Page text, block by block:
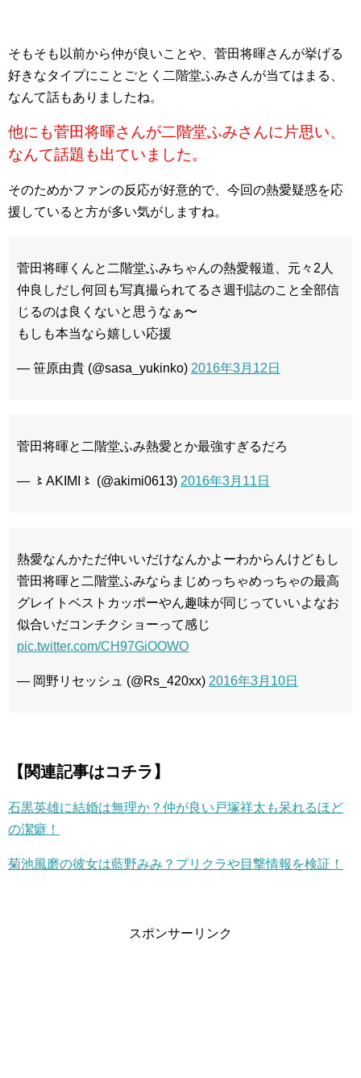
そもそも以前から仲が良いことや、菅田将暉さんが挙げる
好きなタイプにことごとく二階堂ふみさんが当てはまる、
なんて話もありましたね。
他にも菅田将暉さんが二階堂ふみさんに片思い、
なんて話題も出ていました。
そのためかファンの反応が好意的で、今回の熱愛疑惑を応
援していると方が多い気がしますね。
菅田将暉くんと二階堂ふみちゃんの熱愛報道、元々2人
仲良しだし何回も写真撮られてるさ週刊誌のこと全部信
じるのは良くないと思うなぁ〜
もしも本当なら嬉しい応援
— 笹原由貴 (@sasa_yukinko) 2016年3月12日
菅田将暉と二階堂ふみ熱愛とか最強すぎるだろ
— 〻AKIMI〻 (@akimi0613) 2016年3月11日
熱愛なんかただ仲いいだけなんかよーわからんけどもし
菅田将暉と二階堂ふみならまじめっちゃめっちゃの最高
グレイトベストカッポーやん趣味が同じっていいよなお
似合いだコンチクショーって感じ
pic.twitter.com/CH97GiOOWO
— 岡野リセッシュ (@Rs_420xx) 2016年3月10日
【関連記事はコチラ】
石黒英雄に結婚は無理か？仲が良い戸塚祥太も呆れるほど
の潔癖！
菊池風磨の彼女は藍野みみ？プリクラや目撃情報を検証！
スポンサーリンク